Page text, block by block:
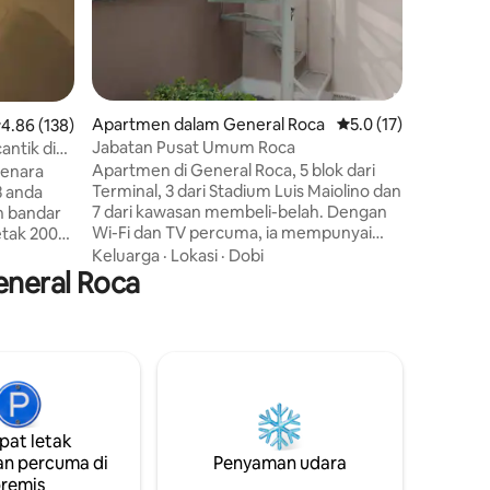
purata 4.86 daripada 5, 138 ulasan
4.86 (138)
di
anda
bandar
200m
dari
dan
sofa,
dan
Apartmen dalam General Roca Penarafan purata
5.0 (17)
Jabatan Pusat Umum Roca
Apartmen di General Roca, 5 blok dari
Terminal, 3 dari Stadium Luis Maiolino dan
7 dari kawasan membeli-belah. Dengan
Wi-Fi dan TV percuma, ia mempunyai
pendingin hawa, 1 bilik tidur dengan katil
double, katil sofa double (sesuai untuk 1
orang dewasa + 1 kanak-kanak), ruang
53 km jauhnya dan pemindahan
ditawarkan dengan penyelarasan
Keluarga · Lokasi · Dobi
Roca
letak
percuma di
Penyaman udara